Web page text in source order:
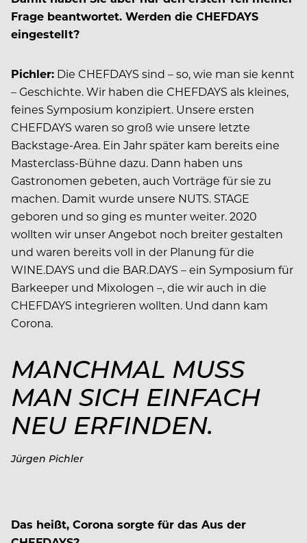
Frage beantwortet. Werden die CHEFDAYS
eingestellt?
Pichler: Die CHEFDAYS sind – so, wie man sie kennt
– Geschichte. Wir haben die CHEFDAYS als kleines,
feines Symposium konzipiert. Unsere ersten
CHEFDAYS waren so groß wie unsere letzte
Backstage-Area. Ein Jahr später kam bereits eine
Masterclass-Bühne dazu. Dann haben uns
Gastronomen gebeten, auch Vorträge für sie zu
machen. Damit wurde unsere NUTS. STAGE
geboren und so ging es munter weiter. 2020
wollten wir unser Angebot noch breiter gestalten
und waren bereits voll in der Planung für die
WINE.DAYS und die BAR.DAYS – ein Symposium für
Barkeeper und Mixologen –, die wir auch in die
CHEFDAYS integrieren wollten. Und dann kam
Corona.
MANCHMAL MUSS
MAN SICH EINFACH
NEU ERFINDEN.
Jürgen Pichler
Das heißt, Corona sorgte für das Aus der